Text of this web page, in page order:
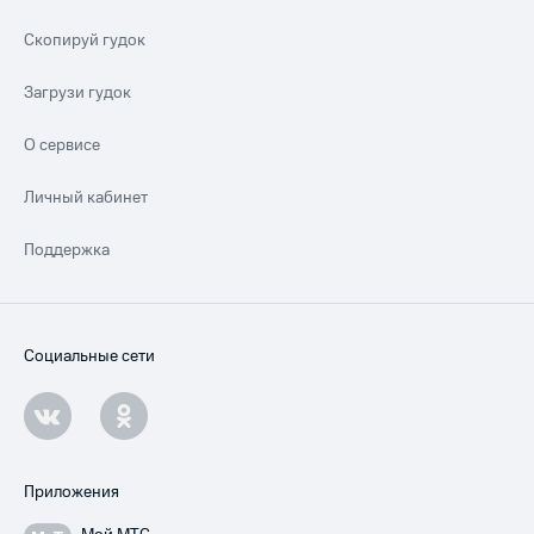
Скопируй гудок
Загрузи гудок
О сервисе
Личный кабинет
Поддержка
Социальные сети
Приложения